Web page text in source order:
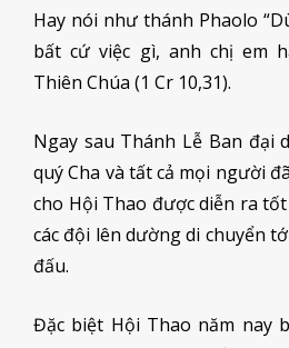
Hay nói như thánh Phaolo
bất cứ việc gì, anh chị em
Thiên Chúa (1 Cr 10,31).
Ngay sau Thánh Lễ Ban đại
quý Cha và tất cả mọi người
cho Hội Thao được diễn ra
các đội lên dường di chuyển
đấu.
Đặc biệt Hội Thao năm nay